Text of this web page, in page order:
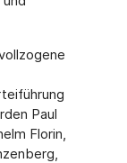
Paul
Florin,